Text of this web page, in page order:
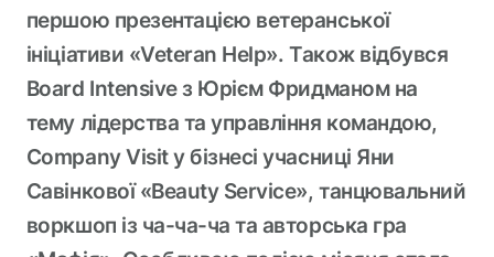
першою презентацією ветеранської
ініціативи «Veteran Help». Також відбувся
Board Intensive з Юрієм Фридманом на
тему лідерства та управління командою,
Company Visit у бізнесі учасниці Яни
Савінкової «Beauty Service», танцювальний
воркшоп із ча-ча-ча та авторська гра